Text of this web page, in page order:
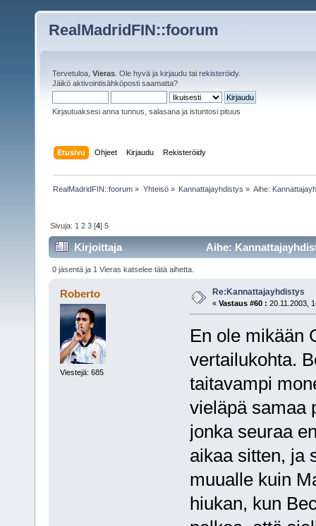
RealMadridFIN::foorum
Tervetuloa, Vieras . Ole hyvä ja kirjaudu tai rekisteröidy.
Jäikö aktivointisähköposti saamatta?
Kirjautuaksesi anna tunnus, salasana ja istuntosi pituus
Etusivu Ohjeet Kirjaudu Rekisteröidy
RealMadridFIN::foorum » Yhteisö» Kannattajayhdistys » Aihe:
Sivuja: 1 2 3 [4]5
Kirjoittaja Aihe:
0 jäsentä ja 1 Vieras katselee tätä aihetta.
Roberto
Viestejä: 685
Re:Kannattajayhdistys
« Vastaus #60 : 20.11.2003,
En ole mikään
vertailukohta.
taitavampi
vieläpä samaa
jonka seuraa
aikaa sitten, ja
muualle kuin
hiukan, kun